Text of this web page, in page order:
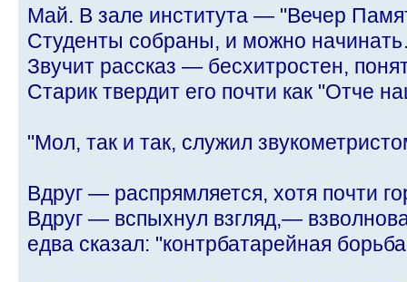
Май. В зале института — "Вечер
Студенты собраны, и можно
Звучит рассказ — бесхитростен,
Старик твердит его почти как "Отче
"Мол, так и так, служил
Вдруг — распрямляется, хотя почти
Вдруг — вспыхнул взгляд,—
едва сказал: "контрбатарейная